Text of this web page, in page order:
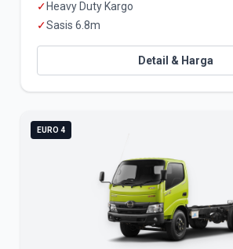
✓ Heavy Duty Kargo
✓Sasis 6.8m
Detail & Harga
EURO 4